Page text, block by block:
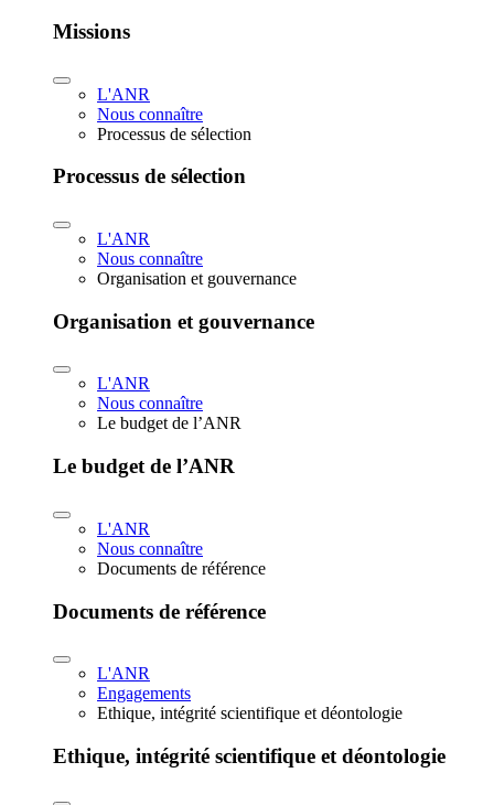
Missions
L'ANR
Nous connaître
Processus de sélection
Processus de sélection
L'ANR
Nous connaître
Organisation et gouvernance
Organisation et gouvernance
L'ANR
Nous connaître
Le budget de l’ANR
Le budget de l’ANR
L'ANR
Nous connaître
Documents de référence
Documents de référence
L'ANR
Engagements
Ethique, intégrité scientifique et déontologie
Ethique, intégrité scientifique et déontologie